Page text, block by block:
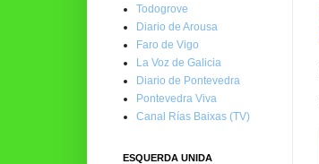
Todogrove
Diario de Arousa
Faro de Vigo
La Voz de Galicia
Diario de Pontevedra
Pontevedra Viva
Canal Rías Baixas (TV)
ESQUERDA UNIDA